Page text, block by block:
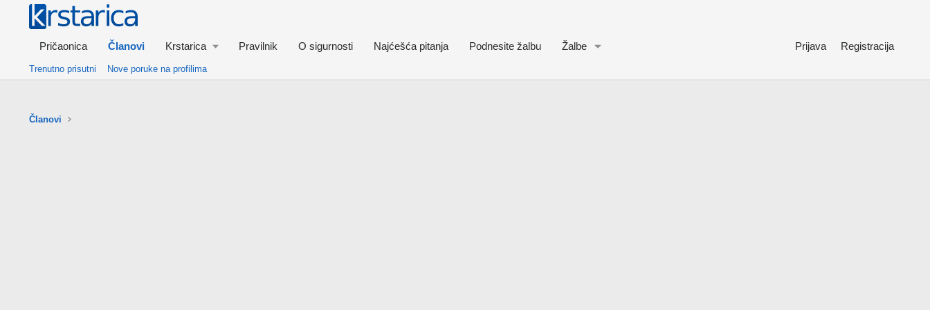
Pričaonica Članovi Krstarica Pravilnik O sigurnosti Najćešća pitanja Podnesite žalbu Žalbe Prijava Registracija
Trenutno prisutni Nove poruke na profilima
Članovi